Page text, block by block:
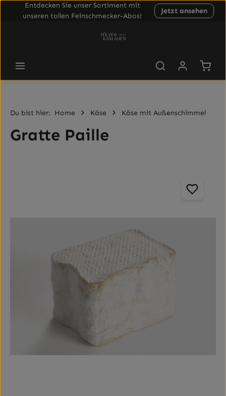
Entdecken Sie unser Sortiment mit
unseren tollen Feinschmecker-Abos!
Jetzt ansehen
Du bist hier: Home Käse Käse mit Außenschimmel
Gratte Paille